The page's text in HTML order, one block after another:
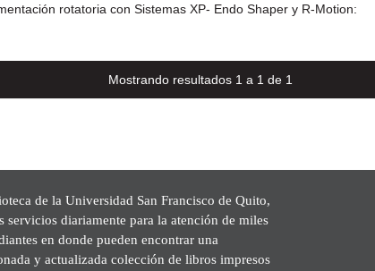
rotatoria con Sistemas XP- Endo Shaper y R-Motion:
Mostrando resultados 1 a 1 de 1
de la Universidad San Francisco de Quito,
servicios diariamente para la atención de miles
en donde pueden encontrar una
y actualizada colección de libros impresos